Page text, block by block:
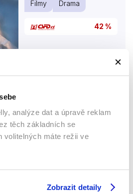
analýze dat a úpravě reklam
těch základních se
volitelných máte režii ve
Zobrazit detaily
Filmy Drama
42 %
ideologie a sektářství.